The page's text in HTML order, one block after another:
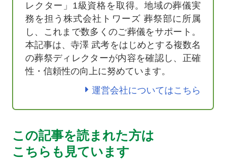
レクター」1級資格を取得。地域の葬儀実
務を担う株式会社トワーズ 葬祭部に所属
し、これまで数多くのご葬儀をサポート。
本記事は、寺澤 武考をはじめとする複数名
の葬祭ディレクターが内容を確認し、正確
性・信頼性の向上に努めています。
運営会社についてはこちら
この記事を読まれた方は
こちらも見ています